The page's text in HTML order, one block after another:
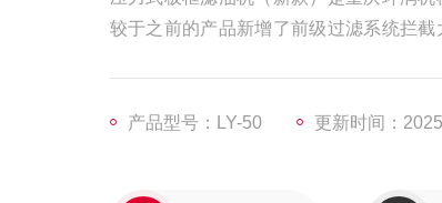
较于之前的产品新增了前级过滤系统拦
产品型号：LY-50 更新时间：